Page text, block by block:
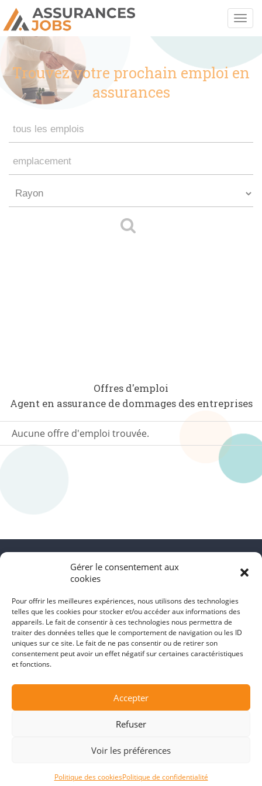
Gérer le consentement aux
cookies
Pour offrir les meilleures expériences, nous utilisons des technologies
telles que les cookies pour stocker et/ou accéder aux informations des
appareils. Le fait de consentir à ces technologies nous permettra de
traiter des données telles que le comportement de navigation ou les ID
uniques sur ce site. Le fait de ne pas consentir ou de retirer son
consentement peut avoir un effet négatif sur certaines caractéristiques
et fonctions.
Accepter
Refuser
Voir les préférences
Politique des cookiesPolitique de confidentialité
Trouvez votre prochain emploi en
assurances
Offres d'emploi
Agent en assurance de dommages des entreprises
Aucune offre d'emploi trouvée.
Assurances Jobsest un site d’emplois en ligne spécialisé
dans l’industrie de l’assurance de dommages et des
services financiers pour les chercheurs d'emploi, les
courtiers en assurances, les employeurs et les recruteurs.
CANDIDATS